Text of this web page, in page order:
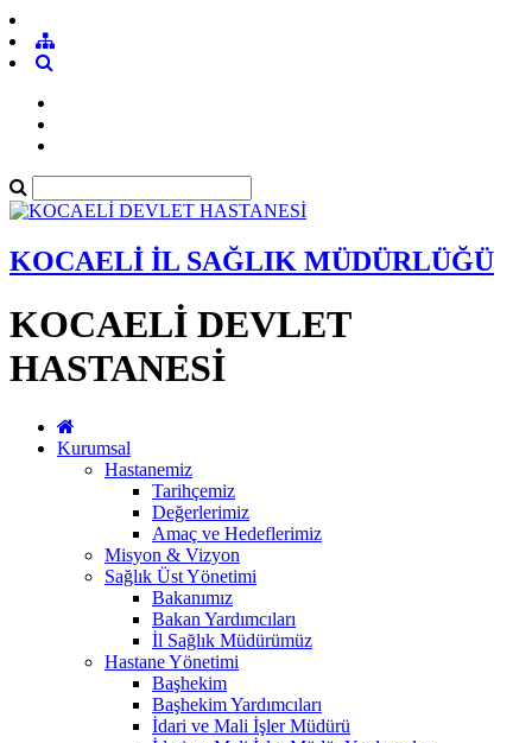
KOCAELİ İL SAĞLIK MÜDÜRLÜĞÜ
KOCAELİ DEVLET
HASTANESİ
Kurumsal
Hastanemiz
Tarihçemiz
Değerlerimiz
Amaç ve Hedeflerimiz
Misyon & Vizyon
Sağlık Üst Yönetimi
Bakanımız
Bakan Yardımcıları
İl Sağlık Müdürümüz
Hastane Yönetimi
Başhekim
Başhekim Yardımcıları
İdari ve Mali İşler Müdürü